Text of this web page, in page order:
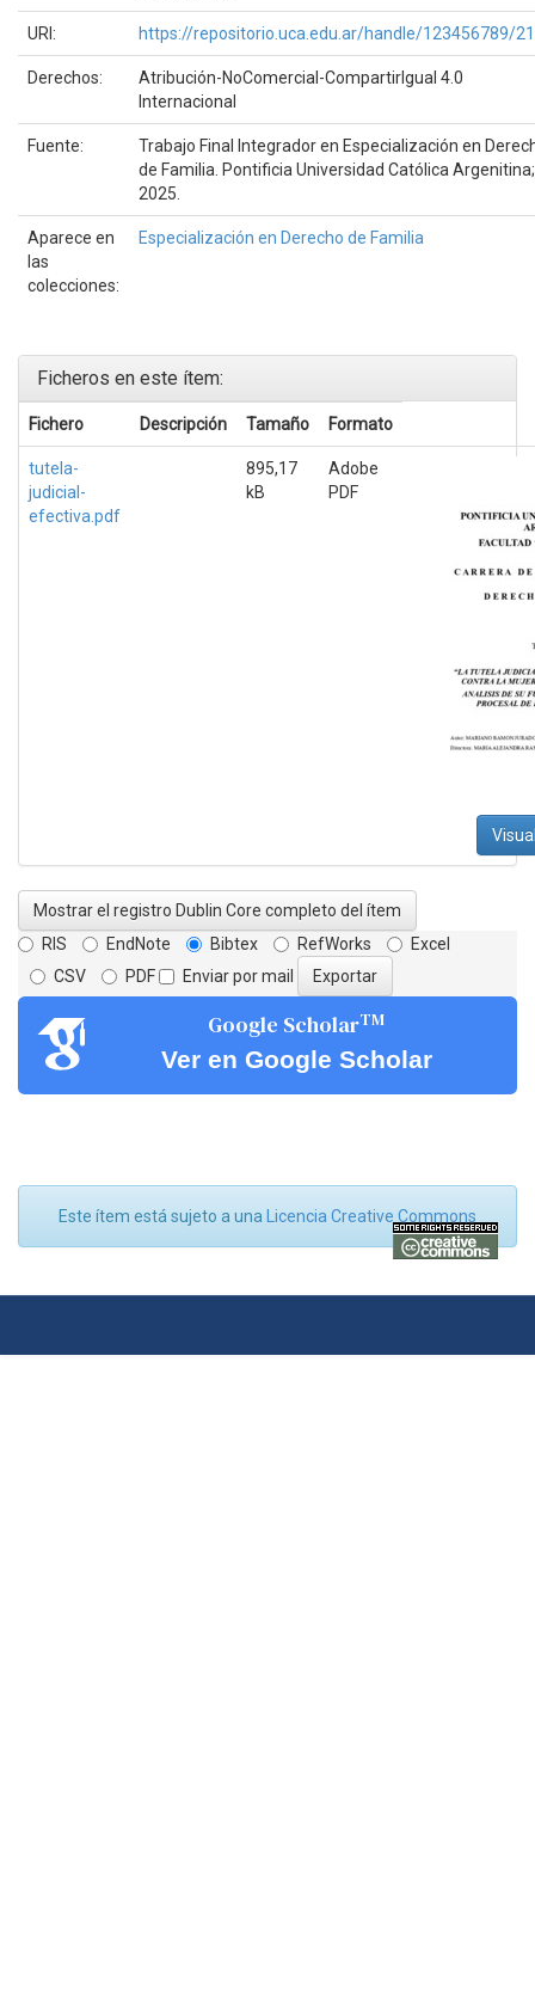
URI: https://repositorio.uca.edu.ar/handle/123456789/
Derechos:
Atribución-NoComercial-CompartirIgual 4.0
Internacional
Fuente:
Trabajo Final Integrador en Especialización en
de Familia. Pontificia Universidad Católica Argenitina;
2025.
Aparece en
las
colecciones:
Especialización en Derecho de Familia
Ficheros en este ítem:
Fichero Descripción Tamaño Formato
tutela-
judicial-
efectiva.pdf
895,17
kB
Adobe
PDF
Mostrar el registro Dublin Core completo del ítem
RIS
EndNote Bibtex RefWorks
Excel
CSV
PDF Enviar por mail
Google ScholarTM
Ver en Google Scholar
Este ítem está sujeto a una Licencia Creative Commons